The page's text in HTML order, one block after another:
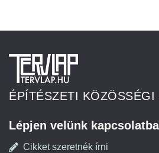
ÉPÍTÉSZETI KÖZÖSSÉGI
Lépjen velünk
Cikket szeretnék írni